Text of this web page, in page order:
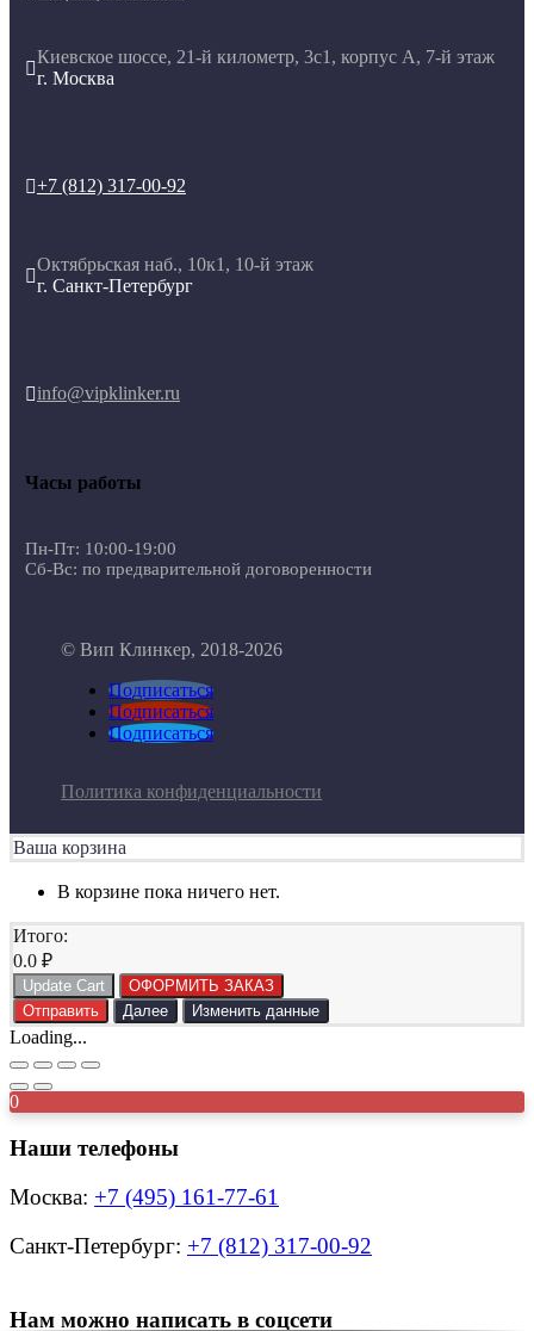

Киевское шоссе, 21-й километр, 3с1, корпус А, 7-й этаж
г. Москва
+7 (812) 317-00-92

Октябрьская наб., 10к1, 10-й этаж
г. Санкт-Петербург
info@vipklinker.ru
Часы работы
Пн-Пт: 10:00-19:00
Сб-Вс: по предварительной договоренности
© Вип Клинкер, 2018-2026
Подписаться
Подписаться
Подписаться
Политика конфиденциальности
Ваша корзина
В корзине пока ничего нет.
Итого:
0.0 ₽
Update Cart
ОФОРМИТЬ ЗАКАЗ
Отправить
Далее Изменить данные
Loading...
0
Наши телефоны
Москва: +7 (495) 161-77-61
Санкт-Петербург: +7 (812) 317-00-92
Нам можно написать в соцсети